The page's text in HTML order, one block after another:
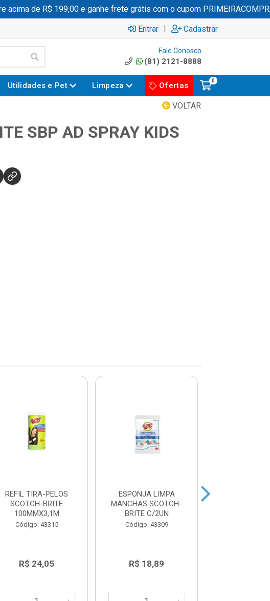
de R$ 199,00 e ganhe frete grátis com o cupom PRIMEIRACOMPRA
Entrar | Cadastrar
Fale Conosco
(81) 2121-8888
Utilidades e Pet Limpeza Ofertas
0
VOLTAR
SBP AD SPRAY KIDS
REFIL TIRA-PELOS
SCOTCH-BRITE
100MMX3,1M
Código: 43315
R$ 24,05
ESPONJA LIMPA
MANCHAS SCOTCH-
BRITE C/2UN
Código: 43309
R$ 18,89